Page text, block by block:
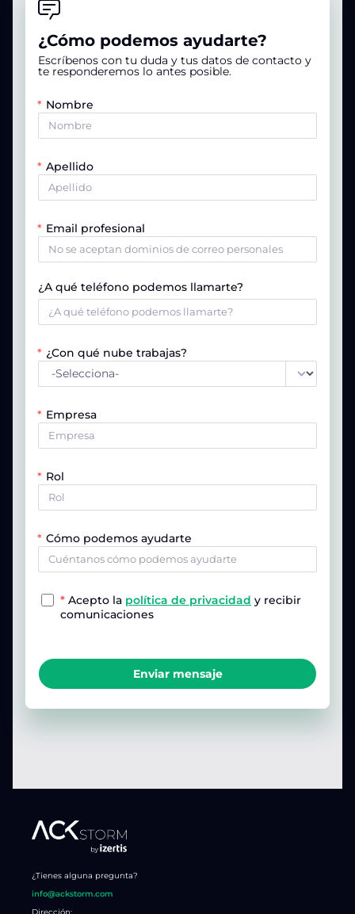
¿Cómo podemos ayudarte?
Escríbenos con tu duda y tus datos de contacto y
te responderemos lo antes posible.
Nombre
Apellido
Email profesional
¿A qué teléfono podemos llamarte?
¿Con qué nube trabajas?
Empresa
Rol
Cómo podemos ayudarte
* Acepto la política de privacidad y recibir
comunicaciones
Enviar mensaje
¿Tienes alguna pregunta?
info@ackstorm.com